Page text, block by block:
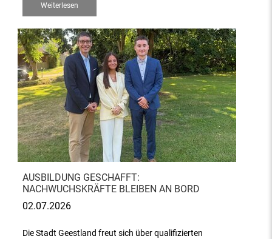
Weiterlesen
AUSBILDUNG GESCHAFFT:
NACHWUCHSKRÄFTE BLEIBEN AN BORD
02.07.2026
Die Stadt Geestland freut sich über qualifizierten